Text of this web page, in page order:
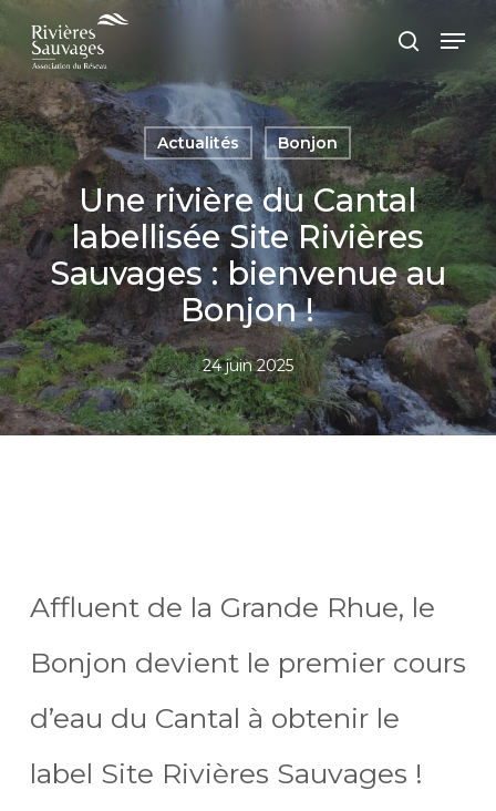
Panneau de gestion des cookies
au
contenu
principal
Menu
Actualités Bonjon
Une rivière du Cantal
labellisée Site Rivières
Sauvages : bienvenue au
Bonjon !
24 juin 2025
Affluent de la Grande Rhue, le
Bonjon devient le premier cours
d’eau du Cantal à obtenir le
label Site Rivières Sauvages !